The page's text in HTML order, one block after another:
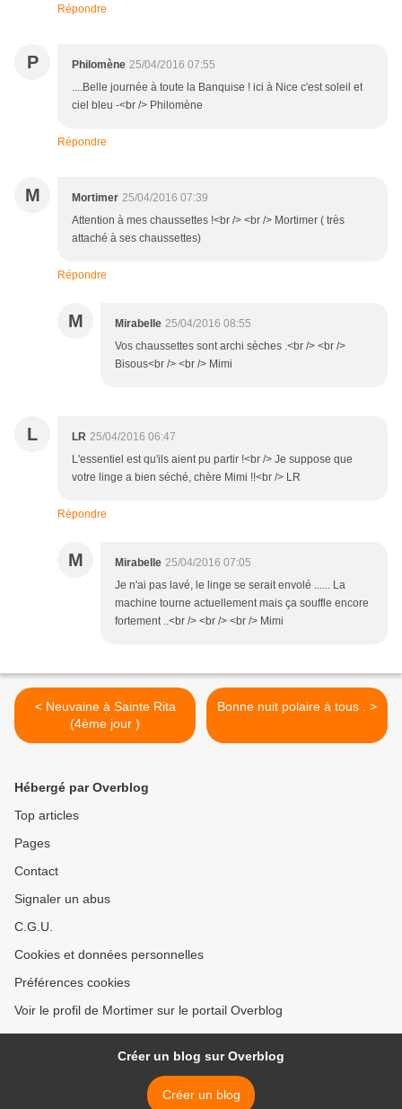
Répondre
P Philomène 25/04/2016 07:55
....Belle journée à toute la Banquise ! ici à Nice c'est soleil et
ciel bleu -<br /> Philomène
Répondre
M Mortimer 25/04/2016 07:39
Attention à mes chaussettes !<br /> <br /> Mortimer ( très
attaché à ses chaussettes)
Répondre
M Mirabelle 25/04/2016 08:55
Vos chaussettes sont archi sèches .<br /> <br />
Bisous<br /> <br /> Mimi
L LR 25/04/2016 06:47
L'essentiel est qu'ils aient pu partir !<br /> Je suppose que
votre linge a bien séché, chère Mimi !!<br /> LR
Répondre
M Mirabelle 25/04/2016 07:05
Je n'ai pas lavé, le linge se serait envolé ...... La
machine tourne actuellement mais ça souffle encore
fortement ..<br /> <br /> <br /> Mimi
< Neuvaine à Sainte Rita
(4ème jour )
Bonne nuit polaire à tous . >
Hébergé par Overblog
Top articles
Pages
Contact
Signaler un abus
C.G.U.
Cookies et données personnelles
Préférences cookies
Voir le profil de Mortimer sur le portail Overblog
Créer un blog sur Overblog
Créer un blog